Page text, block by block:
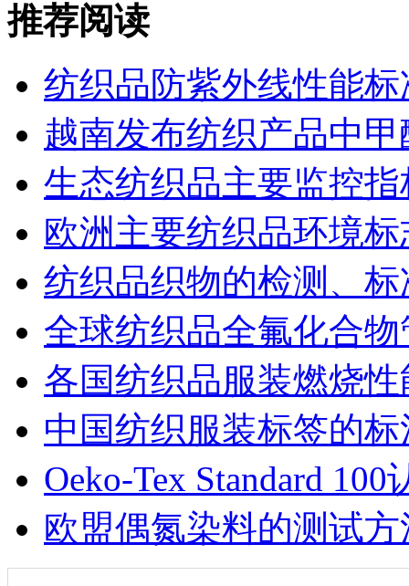
推荐阅读
纺织品防紫外线性能
越南发布纺织产品中
生态纺织品主要监控指
欧洲主要纺织品环境标
纺织品织物的检测、
全球纺织品全氟化合
各国纺织品服装燃烧
中国纺织服装标签的
Oeko-Tex Standard 100
欧盟偶氮染料的测试